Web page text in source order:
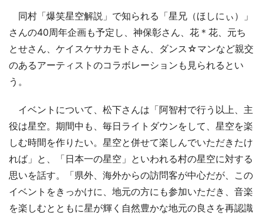
同村「爆笑星空解説」で知られる「星兄（ほしにぃ）」
さんの40周年企画も予定し、神保彰さん、花＊花、元ち
とせさん、ケイスケサカモトさん、ダンス☆マンなど親交
のあるアーティストのコラボレーションも見られるとい
う。
イベントについて、松下さんは「阿智村で行う以上、主
役は星空。期間中も、毎日ライトダウンをして、星空を楽
しむ時間を作りたい。星空と併せて楽しんでいただきたけ
れば」と、「日本一の星空」といわれる村の星空に対する
思いを話す。「県外、海外からの訪問客が中心だが、この
イベントをきっかけに、地元の方にも参加いただき、音楽
を楽しむとともに星が輝く自然豊かな地元の良さを再認識